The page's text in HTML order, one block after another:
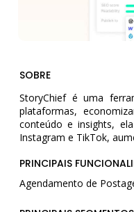
SOBRE
StoryChief é uma
plataformas,
conteúdo e insights,
Instagram e TikTok,
PRINCIPAIS
Agendamento de